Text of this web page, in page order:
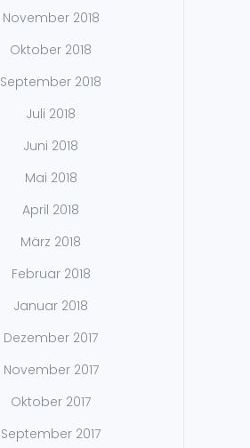
November 2018
Oktober 2018
September 2018
Juli 2018
Juni 2018
Mai 2018
April 2018
März 2018
Februar 2018
Januar 2018
Dezember 2017
November 2017
Oktober 2017
September 2017